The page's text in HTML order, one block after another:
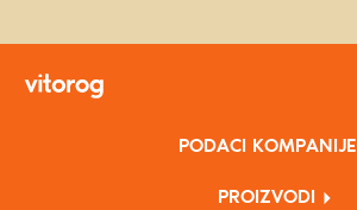
PODACI KOMPANIJE
PROIZVODI